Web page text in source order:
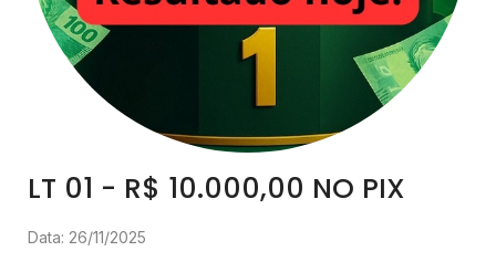
LT 01 - R$ 10.000,00 NO PIX
Data: 26/11/2025